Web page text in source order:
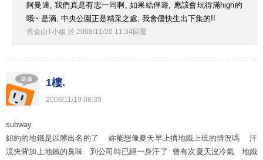
阿曼達, 我們真是有志一同啊, 如果結伴遊, 應該會玩得滿high的
哦~ 是滴, 中央公園正是精采之處, 我會儘快生出下集的!!
舊金山T小姐 於 2008/11/20 11:34回覆
1樓.
2008/11/19 08:39
subway
紐約的地鐵是以髒出名的了 妳能想像夏天早上擠地鐵上班的情況嗎 汗
流夾背加上地鐵的臭味 到公司時已經一身汗了 曾有次夏天沒冷氣 地鐵